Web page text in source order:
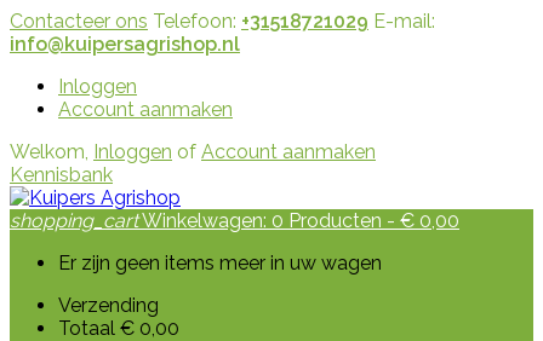
Contacteer ons Telefoon: +31518721029 E-mail:
info@kuipersagrishop.nl
Inloggen
Account aanmaken
Welkom, Inloggen of Account aanmaken
Kennisbank
shopping_cartWinkelwagen: 0 Producten - € 0,00
Er zijn geen items meer in uw wagen
Verzending
Totaal € 0,00